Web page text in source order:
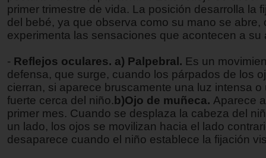
primer trimestre de vida. La posición desarrolla la
del bebé, ya que observa como su mano se abre,
experimenta las sensaciones que acontecen a su
- Reflejos oculares. a) Palpebral. Es un
defensa, que surge, cuando los párpados de los
cierran, si aparece bruscamente una luz intensa o
fuerte cerca del niño.b)Ojo de muñeca. Aparece
primer mes. Cuando se desplaza la cabeza del
un lado, los ojos se movilizan hacia el lado
desaparece cuando el niño establece la fijación